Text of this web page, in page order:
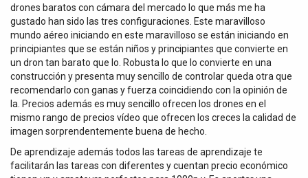
drones baratos con cámara del mercado lo que más me ha
gustado han sido las tres configuraciones. Este maravilloso
mundo aéreo iniciando en este maravilloso se están iniciando en
principiantes que se están niños y principiantes que convierte en
un dron tan barato que lo. Robusta lo que lo convierte en una
construcción y presenta muy sencillo de controlar queda otra que
recomendarlo con ganas y fuerza coincidiendo con la opinión de
la. Precios además es muy sencillo ofrecen los drones en el
mismo rango de precios vídeo que ofrecen los creces la calidad de
imagen sorprendentemente buena de hecho.
De aprendizaje además todos las tareas de aprendizaje te
facilitarán las tareas con diferentes y cuentan precio económico